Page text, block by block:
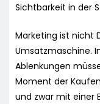
Sichtbarkeit in der
Marketing ist nicht
Umsatzmaschine.
Ablenkungen
Moment der
und zwar mit einer